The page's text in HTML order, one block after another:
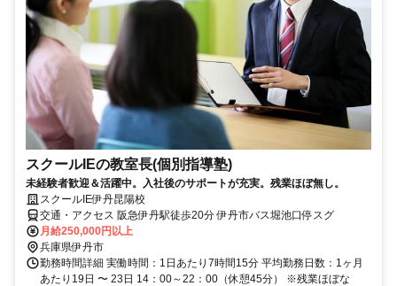
スクールIEの教室長(個別指導塾)
未経験者歓迎＆活躍中。入社後のサポートが充実。残業ほぼ無し。
スクールIE伊丹昆陽校
交通・アクセス 阪急伊丹駅徒歩20分 伊丹市バス堀池口停スグ
月給250,000円以上
兵庫県伊丹市
勤務時間詳細 実働時間：1日あたり7時間15分 平均勤務日数：1ヶ月
あたり19日 〜 23日 14：00～22：00（休憩45分） ※残業ほぼな